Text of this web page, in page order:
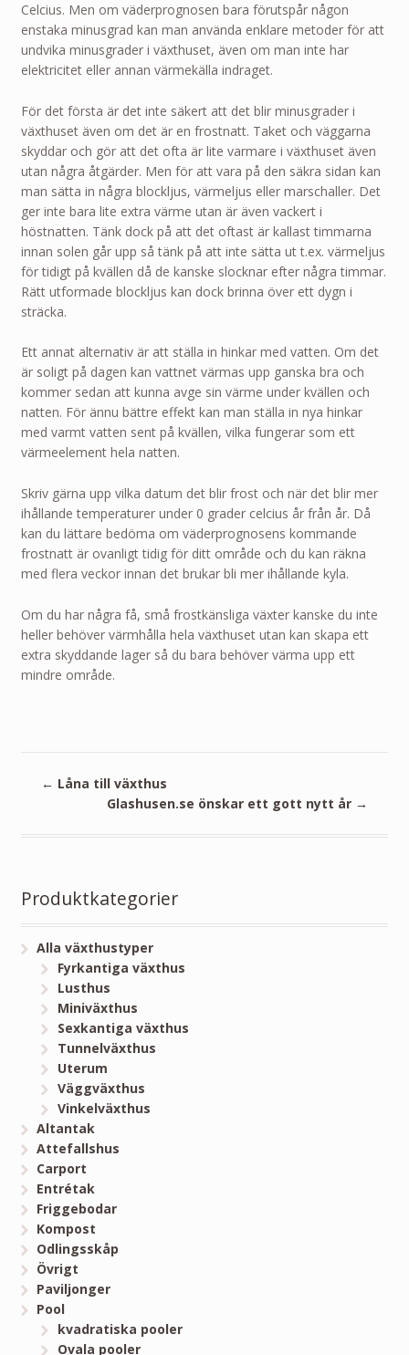
Celcius. Men om väderprognosen bara förutspår någon
enstaka minusgrad kan man använda enklare metoder för att
undvika minusgrader i växthuset, även om man inte har
elektricitet eller annan värmekälla indraget.
För det första är det inte säkert att det blir minusgrader i
växthuset även om det är en frostnatt. Taket och väggarna
skyddar och gör att det ofta är lite varmare i växthuset även
utan några åtgärder. Men för att vara på den säkra sidan kan
man sätta in några blockljus, värmeljus eller marschaller. Det
ger inte bara lite extra värme utan är även vackert i
höstnatten. Tänk dock på att det oftast är kallast timmarna
innan solen går upp så tänk på att inte sätta ut t.ex. värmeljus
för tidigt på kvällen då de kanske slocknar efter några timmar.
Rätt utformade blockljus kan dock brinna över ett dygn i
sträcka.
Ett annat alternativ är att ställa in hinkar med vatten. Om det
är soligt på dagen kan vattnet värmas upp ganska bra och
kommer sedan att kunna avge sin värme under kvällen och
natten. För ännu bättre effekt kan man ställa in nya hinkar
med varmt vatten sent på kvällen, vilka fungerar som ett
värmeelement hela natten.
Skriv gärna upp vilka datum det blir frost och när det blir mer
ihållande temperaturer under 0 grader celcius år från år. Då
kan du lättare bedöma om väderprognosens kommande
frostnatt är ovanligt tidig för ditt område och du kan räkna
med flera veckor innan det brukar bli mer ihållande kyla.
Om du har några få, små frostkänsliga växter kanske du inte
heller behöver värmhålla hela växthuset utan kan skapa ett
extra skyddande lager så du bara behöver värma upp ett
mindre område.
← Låna till växthus
Glashusen.se önskar ett gott nytt år →
Produktkategorier
Alla växthustyper
Fyrkantiga växthus
Lusthus
Miniväxthus
Sexkantiga växthus
Tunnelväxthus
Uterum
Väggväxthus
Vinkelväxthus
Altantak
Attefallshus
Carport
Entrétak
Friggebodar
Kompost
Odlingsskåp
Övrigt
Paviljonger
Pool
kvadratiska pooler
Ovala pooler